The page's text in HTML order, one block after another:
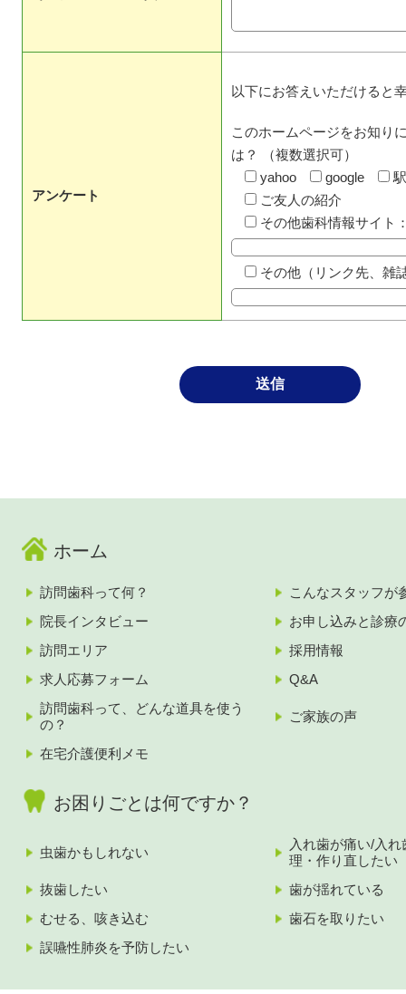
アンケート
以下にお答えいただけると
このホームページをお知り
は？ （複数選択可）
yahoo
google
ご友人の紹介
その他歯科情報サイト
その他（リンク先、雑
ホーム
訪問歯科って何？
こんなスタッフが
院長インタビュー
お申し込みと診療
訪問エリア
採用情報
求人応募フォーム
Q&A
訪問歯科って、どんな道具を使う
の？
ご家族の声
在宅介護便利メモ
お困りごとは何ですか？
虫歯かもしれない
入れ歯が痛い/入
理・作り直したい
抜歯したい
歯が揺れている
むせる、咳き込む
歯石を取りたい
誤嚥性肺炎を予防したい